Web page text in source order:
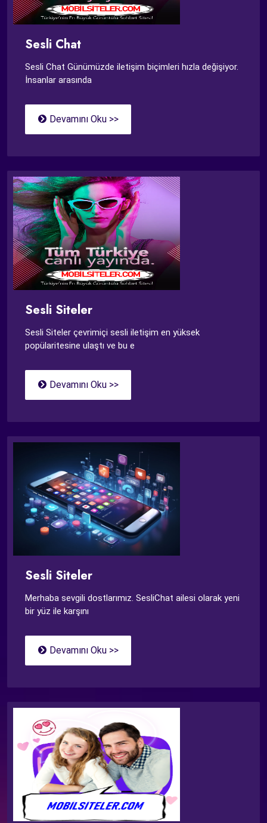
Sesli Chat
Sesli Chat Günümüzde iletişim biçimleri hızla değişiyor.
İnsanlar arasında
Devamını Oku >>
Sesli Siteler
Sesli Siteler çevrimiçi sesli iletişim en yüksek
popülaritesine ulaştı ve bu e
Devamını Oku >>
Sesli Siteler
Merhaba sevgili dostlarımız. SesliChat ailesi olarak yeni
bir yüz ile karşını
Devamını Oku >>